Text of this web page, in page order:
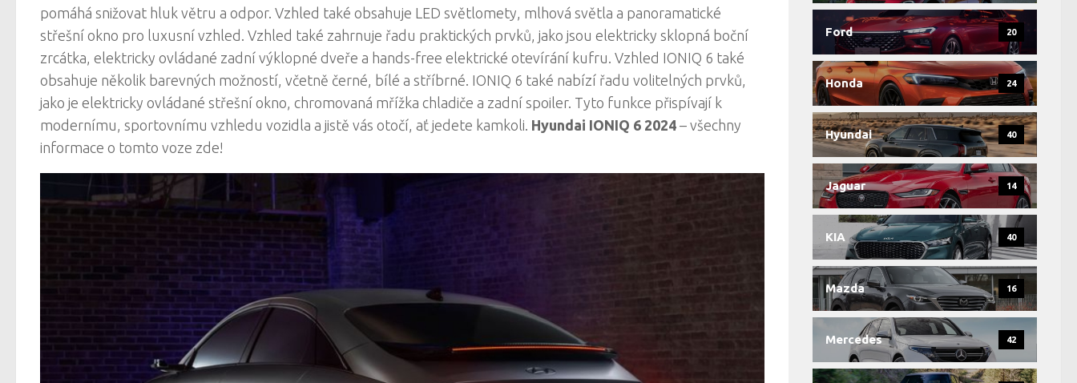
pomáhá snižovat hluk větru a odpor. Vzhled také obsahuje LED světlomety, mlhová světla a panoramatické
střešní okno pro luxusní vzhled. Vzhled také zahrnuje řadu praktických prvků, jako jsou elektricky sklopná boční
zrcátka, elektricky ovládané zadní výklopné dveře a hands-free elektrické otevírání kufru. Vzhled IONIQ 6 také
obsahuje několik barevných možností, včetně černé, bílé a stříbrné. IONIQ 6 také nabízí řadu volitelných prvků,
jako je elektricky ovládané střešní okno, chromovaná mřížka chladiče a zadní spoiler. Tyto funkce přispívají k
modernímu, sportovnímu vzhledu vozidla a jistě vás otočí, ať jedete kamkoli. Hyundai IONIQ 6 2024 – všechny
informace o tomto voze zde!
Ford 20
Honda 24
Hyundai 40
Jaguar 14
KIA 40
Mazda 16
Mercedes 42